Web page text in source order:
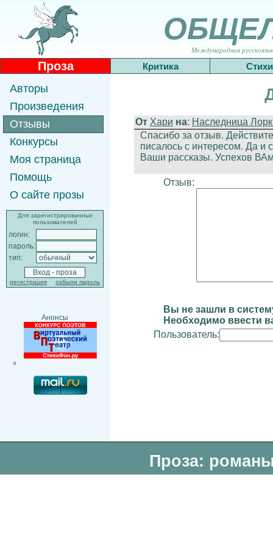
Международная
Проза Критика Стихи
Авторы
Произведения
Отзывы
Конкурсы
Моя страница
Помощь
О сайте прозы
Для зарегистрированных
пользователей
логин:
пароль:
тип:
регистрация забыли пароль
Анонсы
От Хари на: Наследница
Спасибо за отзыв.
писалось с интересом. Да и
Ваши рассказы. Успехов
Отзыв:
Вы не зашли в
Необходимо ввести
Пользователь:
Проза: